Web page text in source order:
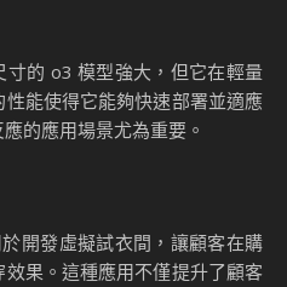
的 o3 模型強大，但它在輕量
能使得它能夠快速部署並適應
的應用場景尤為重要。
開發虛擬試衣間，讓顧客在購
果。這種應用不僅提升了顧客